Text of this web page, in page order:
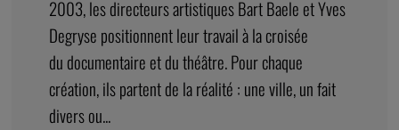
2003, les directeurs artistiques Bart Baele et Yves
Degryse positionnent leur travail à la croisée
du documentaire et du théâtre. Pour chaque
création, ils partent de la réalité : une ville, un fait
divers ou...